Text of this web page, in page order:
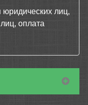
лиц,
оплата